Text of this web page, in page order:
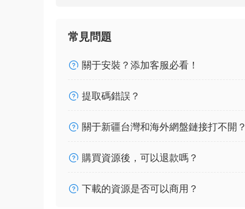
常見問題
關于安裝？添加客服必看！
提取碼錯誤？
關于新疆台灣和海外網盤鏈接打不開？
購買資源後，可以退款嗎？
下載的資源是否可以商用？